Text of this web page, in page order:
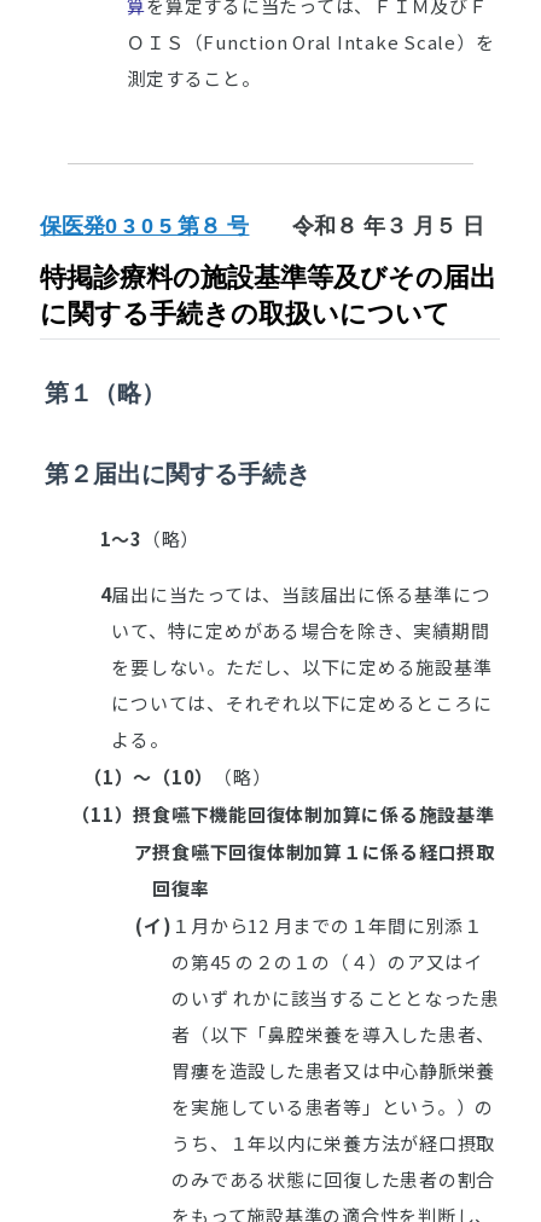
算を算定するに当たっては、ＦＩＭ及びＦ
ＯＩＳ（Function Oral Intake Scale）を
測定すること。
保医発0 3 0 5 第８ 号 令和８ 年３ 月５ 日
特掲診療料の施設基準等及びその届出
に関する手続きの取扱いについて
第１ （略）
第２ 届出に関する手続き
1～3 （略）
4届出に当たっては、当該届出に係る基準につ
いて、特に定めがある場合を除き、実績期間
を要しない。ただし、以下に定める施設基準
については、それぞれ以下に定めるところに
よる。
（1）～（10）
（略）
（11）摂食嚥下機能回復体制加算に係る施設基準
ア摂食嚥下回復体制加算１に係る経口摂取
回復率
(イ) １月から12 月までの１年間に別添１
の第45 の２の１の（４）のア又はイ
のいず れかに該当することとなった患
者（以下「鼻腔栄養を導入した患者、
胃瘻を造設した患者又は中心静脈栄養
を実施している患者等」という。）の
うち、１年以内に栄養方法が経口摂取
のみである状態に回復した患者の割合
をもって施設基準の適合性を判断し、